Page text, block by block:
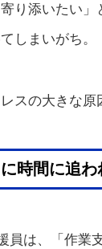
り添いたい」
しまいがち。
スの大きな原
時間に追わ
員は、「作業